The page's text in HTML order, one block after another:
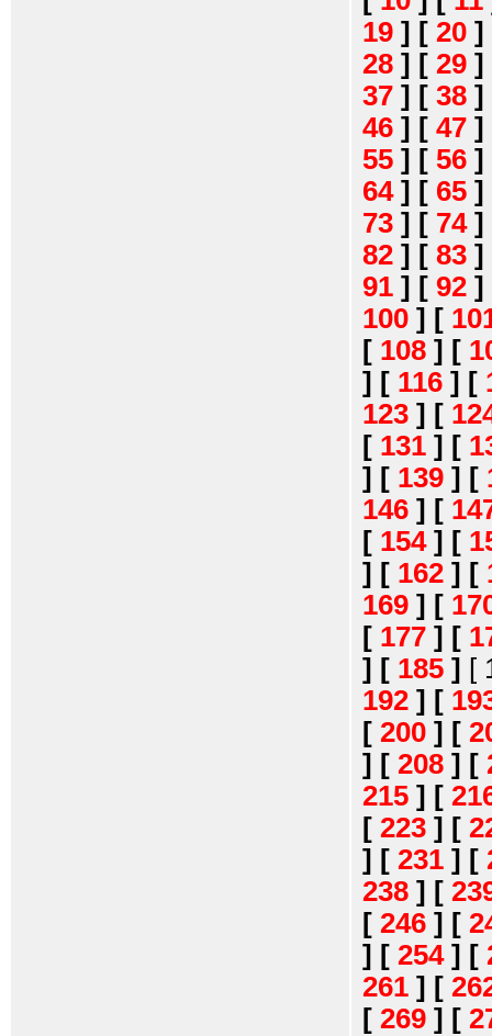
19 ] [ 20 ]
28 ] [ 29 ]
37 ] [ 38 ]
46 ] [ 47 ]
55 ] [ 56 ]
64] [ 65 ]
73 ] [ 74]
82 ] [ 83 ]
91 ] [ 92 ]
100 ] [
[ 108 ] [
] [ 116 ] [
123 ] [
[ 131 ] [
] [ 139 ] [
146 ] [
[ 154] [
] [ 162 ] [
169 ] [
[ 177 ] [
] [ 185 ] [
192 ] [
[ 200 ] [
] [ 208 ] [
215 ] [
[ 223 ] [
] [ 231 ] [
238 ] [
[ 246 ] [
] [ 254] [
261 ] [
[ 269 ] [